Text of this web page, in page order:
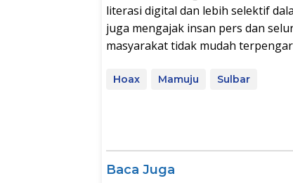
literasi digital dan lebih selektif
juga mengajak insan pers dan
masyarakat tidak mudah
Hoax Mamuju Sulbar
Baca Juga